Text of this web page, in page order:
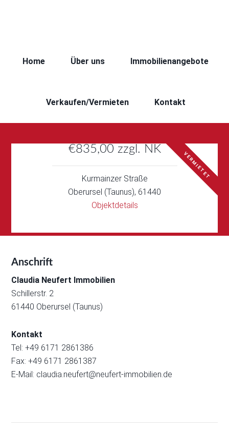
Home Über uns Immobilienangebote
Verkaufen/Vermieten Kontakt
€835,00 zzgl. NK
VERMIETET
Kurmainzer Straße
Oberursel (Taunus), 61440
Objektdetails
Anschrift
Claudia Neufert Immobilien
Schillerstr. 2
61440 Oberursel (Taunus)
Kontakt
Tel: +49 6171 2861386
Fax: +49 6171 2861387
E-Mail: claudia.neufert@neufert-immobilien.de